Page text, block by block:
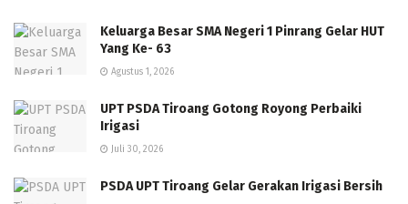
Keluarga Besar SMA Negeri 1 Pinrang Gelar HUT
Yang Ke- 63
Agustus 1, 2026
UPT PSDA Tiroang Gotong Royong Perbaiki
Irigasi
Juli 30, 2026
PSDA UPT Tiroang Gelar Gerakan Irigasi Bersih